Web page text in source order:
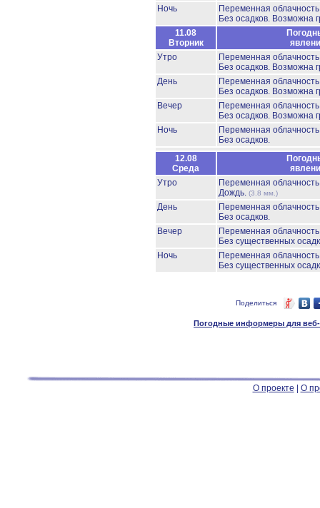
Ночь
Переменная
Без осадков. Возможна
11.08
Вторник
Утро
Переменная
Без осадков. Возможна
День
Переменная облачность
Без осадков. Возможна
Вечер
Переменная
Без осадков. Возможна
Ночь
Переменная
Без осадков.
12.08
Среда
Утро
Переменная
Дождь. (3.8 мм.)
День
Переменная
Без осадков.
Вечер
Переменная
Без существенных
Ночь
Переменная
Без существенных
Поделиться
Погодные информеры для веб-
О проекте О